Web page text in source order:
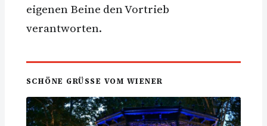
eigenen Beine den Vortrieb
verantworten.
SCHÖNE GRÜSSE VOM WIENER